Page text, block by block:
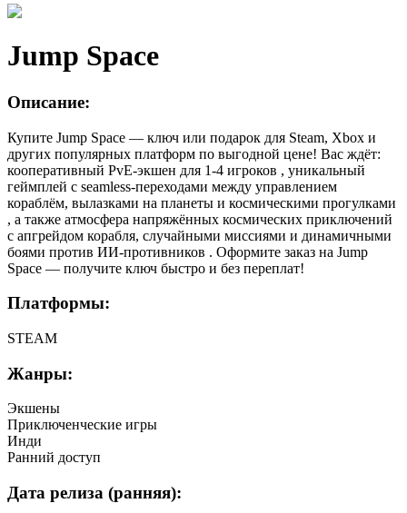
Jump Space
Описание:
Купите Jump Space — ключ или подарок для Steam, Xbox и
других популярных платформ по выгодной цене! Вас ждёт:
кооперативный PvE-экшен для 1-4 игроков , уникальный
геймплей с seamless-переходами между управлением
кораблём, вылазками на планеты и космическими прогулками
, а также атмосфера напряжённых космических приключений
с апгрейдом корабля, случайными миссиями и динамичными
боями против ИИ-противников . Оформите заказ на Jump
Space — получите ключ быстро и без переплат!
Платформы:
STEAM
Жанры:
Экшены
Приключенческие игры
Инди
Ранний доступ
Дата релиза (ранняя):